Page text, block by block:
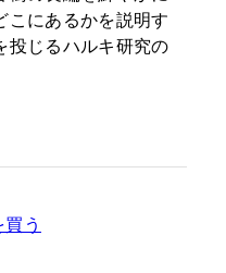
こにあるかを説明す
投じるハルキ研究の
う